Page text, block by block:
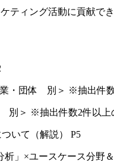
ィング活動に貢献で
・団体 別＞ ※抽出件
別＞ ※抽出件数2件以上
いて（解説） P5
」×ユースケース分